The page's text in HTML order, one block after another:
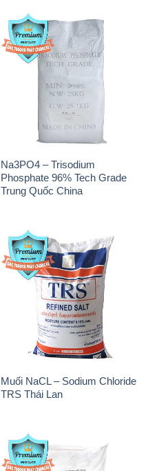
Na3PO4 – Trisodium
Phosphate 96% Tech Grade
Trung Quốc China
Muối NaCL – Sodium Chloride
TRS Thái Lan